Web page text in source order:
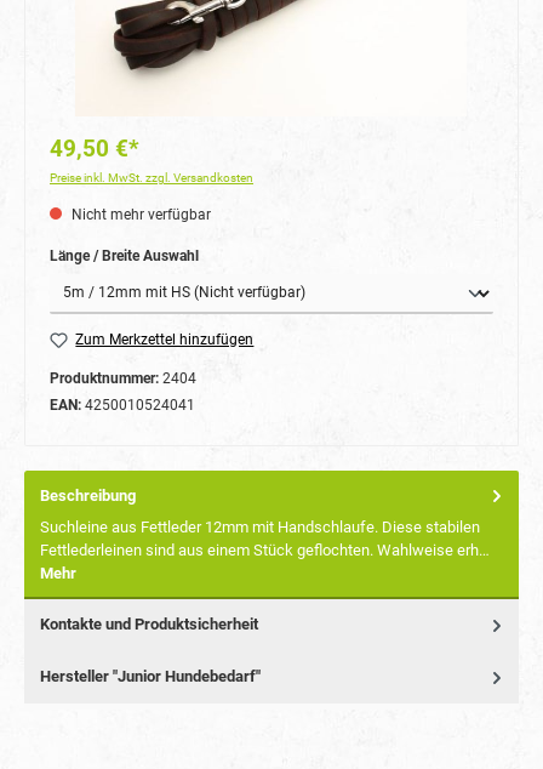
49,50 €*
Preise inkl. MwSt. zzgl. Versandkosten
Nicht mehr verfügbar
Länge / Breite Auswahlauswählen
Zum Merkzettel hinzufügen
Produktnummer: 2404
EAN: 4250010524041
Beschreibung
Suchleine aus Fettleder 12mm mit Handschlaufe. Diese stabilen
Fettlederleinen sind aus einem Stück geflochten. Wahlweise erh…
Mehr
Kontakte und Produktsicherheit
Hersteller "Junior Hundebedarf"